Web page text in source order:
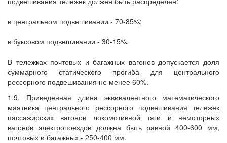
в центральном подвешивании - 70-85%;
в буксовом подвешивании - 30-15%.
В тележках почтовых и багажных вагонов допускается доля
суммарного статического прогиба для центрального
рессорного подвешивания не менее 60%.
1.9. Приведенная длина эквивалентного математического
маятника центрального рессорного подвешивания тележек
пассажирских вагонов локомотивной тяги и немоторных
вагонов электропоездов должна быть равной 400-600 мм,
почтовых и багажных - 250-400 мм.